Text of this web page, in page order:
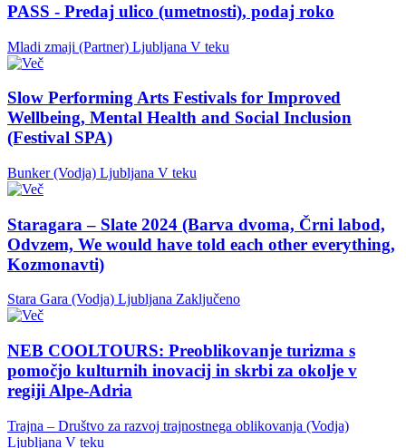
PASS - Predaj ulico (umetnosti), podaj roko
Mladi zmaji (Partner) Ljubljana V teku
Slow Performing Arts Festivals for Improved
Wellbeing, Mental Health and Social Inclusion
(Festival SPA)
Bunker (Vodja) Ljubljana V teku
Staragara – Slate 2024 (Barva dvoma, Črni labod,
Odvzem, We would have told each other everything,
Kozmonavti)
Stara Gara (Vodja) Ljubljana Zaključeno
NEB COOLTOURS: Preoblikovanje turizma s
pomočjo kulturnih inovacij in skrbi za okolje v
regiji Alpe-Adria
Trajna – Društvo za razvoj trajnostnega oblikovanja (Vodja)
Ljubljana V teku